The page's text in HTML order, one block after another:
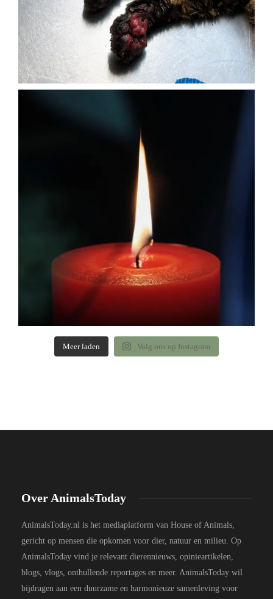
Meer laden Volg ons op Instagram
Over AnimalsToday
AnimalsToday.nl is het mediaplatform van House of Animals,
gericht op mensen die opkomen voor dier, natuur en milieu. Op
AnimalsToday vind je relevant dierennieuws, opinieartikelen,
blogs, vlogs, onthullende reportages en meer. AnimalsToday wil
bijdragen aan een duurzame en harmonieuze samenleving voor